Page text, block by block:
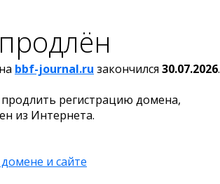
bbf-journal.ru закончился 30.07.2026.
регистрацию домена,
из Интернета.
и сайте